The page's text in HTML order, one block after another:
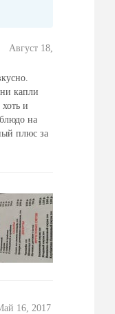
Август 18,
капли
и
на
плюс за
16, 2017